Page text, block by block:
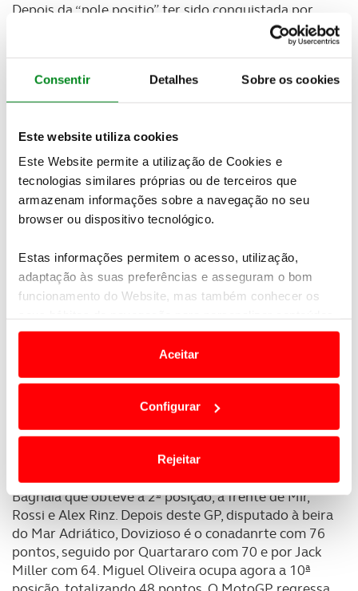
Consentir Detalhes Sobre os cookies
Este website utiliza cookies
Este Website permite a utilização de Cookies e
tecnologias similares próprias ou de terceiros que
armazenam informações sobre a navegação no seu
browser ou dispositivo tecnológico.
Estas informações permitem o acesso, utilização,
adaptação às suas preferências e asseguram o bom
funcionamento do Website, mas também conhecer os
e anúncios de modo a promover produtos e/ou serviços.
Em alguns casos, a utilização destas tecnologias
termos e a todo o tempo as suas preferências e limitando
o acesso a informações durante a navegação no
personalizar conteúdos e anúncios, para lhe proporcionar
funcionalidades de redes sociais, bem como para
analisar dados de navegação no nosso website.
Adicionalmente partilhamos informação, relativa à sua
Aceitar
Configurar
Rejeitar
Depois da “pole positio” ter sido conquistada por
Meverick Viñales, Foi Franco Morbidelli que tomou
conta da corrida do MotoGP disputado em Misano,
começou a deixar a concorrência longe, mostrando
cedo que queria alcançar a primeira vitória da sua
lutavam por lugares no pódio, com o lendário
Valentino Rossi a fazer tudo para chegar ao 200º
pódio da sua carreira. Já perto do fim, Rossi acabou
por entregar a 3ª posição à Suzuki de Joan Mir,
sendo obrigado a esperar por tão desejado feito.
E se Morbidelli nunca deu hipóteses, foi a Ducati de
Bagnaia que obteve a 2ª posição, à frente de Mir,
Rossi e Alex Rinz. Depois deste GP, disputado à beira
do Mar Adriático, Dovizioso é o conadanrte com 76
pontos, seguido por Quartararo com 70 e por Jack
Miller com 64. Miguel Oliveira ocupa agora a 10ª